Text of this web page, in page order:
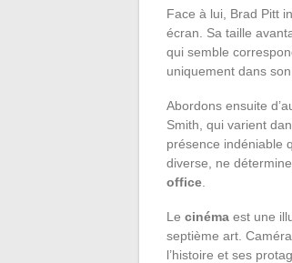
Face à lui, Brad Pitt
écran. Sa taille
qui semble
uniquement dans
Abordons ensuite
Smith, qui varient
présence indéniable
diverse, ne
office
Le cinéma est une
septième art.
l’histoire et ses